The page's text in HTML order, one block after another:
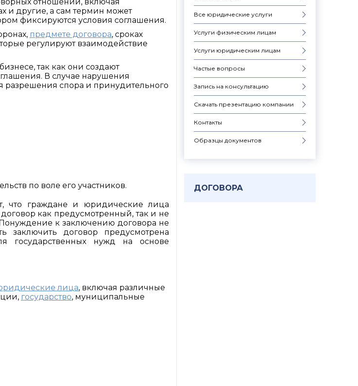
Все юридические услуги
Услуги физическим лицам
Услуги юридическим лицам
Частые вопросы
Запись на консультацию
Скачать презентацию компании
Контакты
Образцы документов
ДОГОВОРА
и другие, а сам термин может
фиксируются условия соглашения.
предмете договора, сроках
регулируют взаимодействие
так как они создают
В случае нарушения
разрешения спора и принудительного
по воле его участников.
что граждане и юридические лица
как предусмотренный, так и не
к заключению договора не
заключить договор предусмотрена
государственных нужд на основе
лица, включая различные
государство, муниципальные